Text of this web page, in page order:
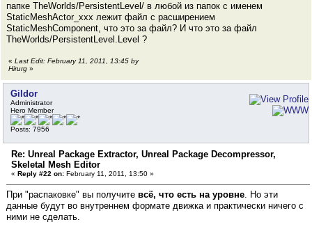
папке TheWorlds/PersistentLevel/ в любой из папок с именем
StaticMeshActor_ххх лежит файл с расширением
StaticMeshComponent, что это за файл? И что это за файл
TheWorlds/PersistentLevel.Level ?
« Last Edit: February 11, 2011, 13:45 by
Hirurg »
Gildor
Administrator
Hero Member
Posts: 7956
Re: Unreal Package Extractor, Unreal Package Decompressor,
Skeletal Mesh Editor
« Reply #22 on: February 11, 2011, 13:50 »
При "распаковке" вы получите всё, что есть на уровне. Но эти
данные будут во внутреннем формате движка и практически ничего с
ними не сделать.